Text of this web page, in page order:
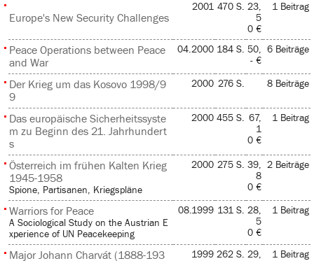
Europe's New Security Challenges
2001 470 S. 23,
5
0 €
1 Beitrag
Peace Operations between Peace
and War
04.2000 184 S. 50,
- €
6 Beiträge
Der Krieg um das Kosovo 1998/9
9
2000 276 S. 8 Beiträge
Das europäische Sicherheitssyste
m zu Beginn des 21. Jahrhundert
s
2000 455 S. 67,
1
0 €
1 Beitrag
Österreich im frühen Kalten Krieg
1945-1958
Spione, Partisanen, Kriegspläne
2000 275 S. 39,
8
0 €
2 Beiträge
Warriors for Peace
A Sociological Study on the Austrian E
xperience of UN Peacekeeping
08.1999 131 S. 28,
5
0 €
1 Beitrag
Major Johann Charvát (1888-193 1999 262 S. 29,
1 Beitrag